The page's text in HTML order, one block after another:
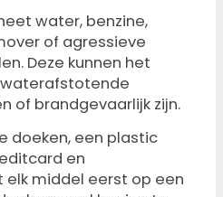
water, benzine,
of agressieve
Deze kunnen het
waterafstotende
of brandgevaarlijk zijn.
doeken, een plastic
en
elk middel eerst op een